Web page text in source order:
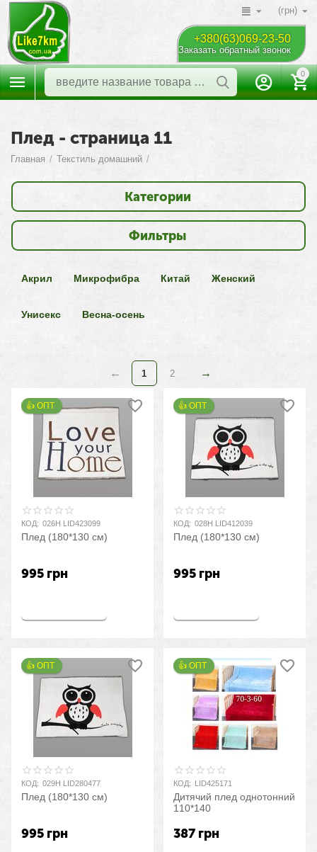
(грн)
+380(63)069-23-50
Заказать обратный звонок
0
Плед - страница 11
Главная / Текстиль домашний /
Категории
Фильтры
Акрил Микрофибра Китай Женский
Унисекс Весна-осень
1 2
👍 ОПТ
КОД: 026H LID423099
Плед (180*130 см)
995 грн
👍 ОПТ
КОД: 028H LID412039
Плед (180*130 см)
995 грн
👍 ОПТ
КОД: 029H LID280477
Плед (180*130 см)
995 грн
👍 ОПТ
КОД: LID425171
Дитячий плед однотонний
110*140
387 грн